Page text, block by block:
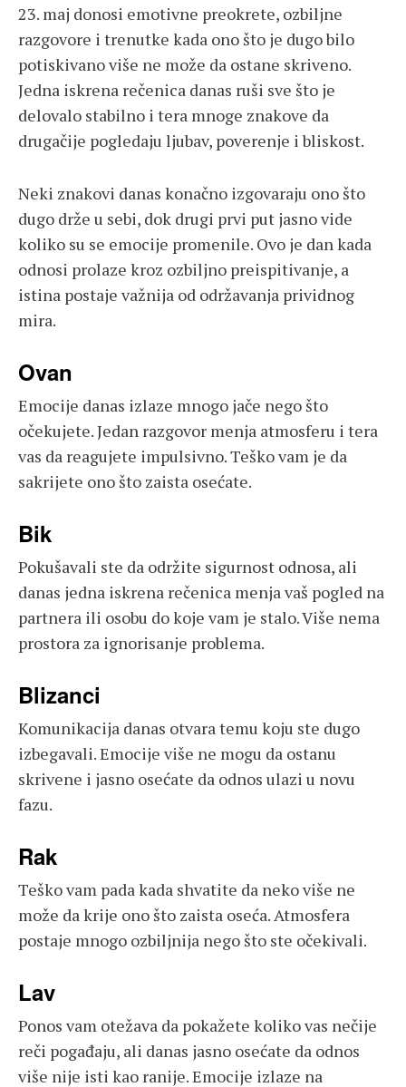
23. maj donosi emotivne preokrete, ozbiljne
razgovore i trenutke kada ono što je dugo bilo
potiskivano više ne može da ostane skriveno.
Jedna iskrena rečenica danas ruši sve što je
delovalo stabilno i tera mnoge znakove da
drugačije pogledaju ljubav, poverenje i bliskost.
Neki znakovi danas konačno izgovaraju ono što
dugo drže u sebi, dok drugi prvi put jasno vide
koliko su se emocije promenile. Ovo je dan kada
odnosi prolaze kroz ozbiljno preispitivanje, a
istina postaje važnija od održavanja prividnog
mira.
Ovan
Emocije danas izlaze mnogo jače nego što
očekujete. Jedan razgovor menja atmosferu i tera
vas da reagujete impulsivno. Teško vam je da
sakrijete ono što zaista osećate.
Bik
Pokušavali ste da održite sigurnost odnosa, ali
danas jedna iskrena rečenica menja vaš pogled na
partnera ili osobu do koje vam je stalo. Više nema
prostora za ignorisanje problema.
Blizanci
Komunikacija danas otvara temu koju ste dugo
izbegavali. Emocije više ne mogu da ostanu
skrivene i jasno osećate da odnos ulazi u novu
fazu.
Rak
Teško vam pada kada shvatite da neko više ne
može da krije ono što zaista oseća. Atmosfera
postaje mnogo ozbiljnija nego što ste očekivali.
Lav
Ponos vam otežava da pokažete koliko vas nečije
reči pogađaju, ali danas jasno osećate da odnos
više nije isti kao ranije. Emocije izlaze na